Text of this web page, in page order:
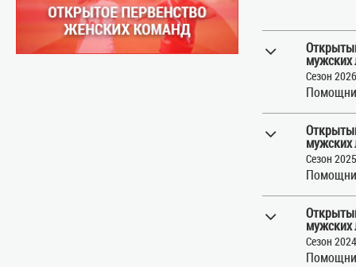
мужских
Сезон
мужских
Сезон
мужских
Сезон